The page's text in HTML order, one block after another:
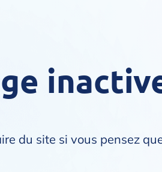
du site si vous pensez